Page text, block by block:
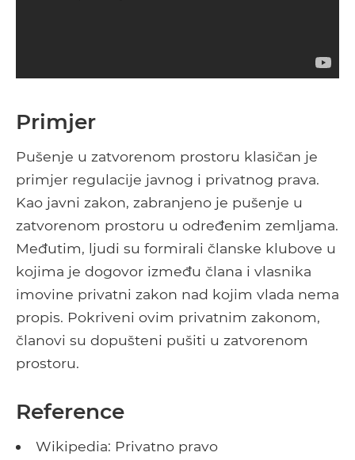
Primjer
Pušenje u zatvorenom prostoru klasičan je
primjer regulacije javnog i privatnog prava.
Kao javni zakon, zabranjeno je pušenje u
zatvorenom prostoru u određenim zemljama.
Međutim, ljudi su formirali članske klubove u
kojima je dogovor između člana i vlasnika
imovine privatni zakon nad kojim vlada nema
propis. Pokriveni ovim privatnim zakonom,
članovi su dopušteni pušiti u zatvorenom
prostoru.
Reference
Wikipedia: Privatno pravo